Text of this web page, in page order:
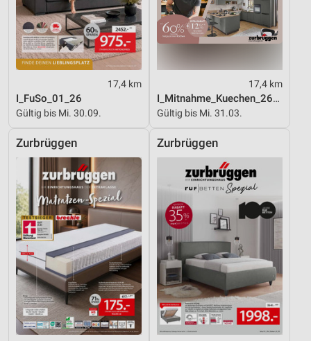
17,4 km
I_FuSo_01_26
Gültig bis Mi. 30.09.
17,4 km
I_Mitnahme_Kuechen_26_ES
Gültig bis Mi. 31.03.
Zurbrüggen Zurbrüggen